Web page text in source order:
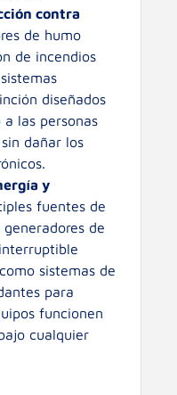
contra
de humo
de incendios
diseñados
las personas
dañar los
y
fuentes de
de
sistemas de
para
funcionen
cualquier